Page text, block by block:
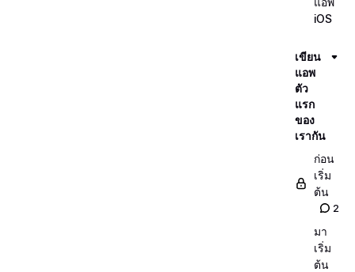
iOS
เขียน
แอพ
ตัว
แรก
ของ
เรากัน
ก่อน
เริ่ม
ต้น
2
มา
เริ่ม
ต้น